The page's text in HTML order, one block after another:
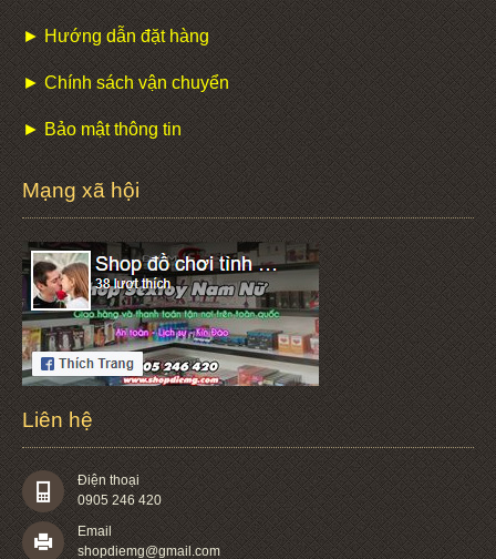
► Hướng dẫn đặt hàng
► Chính sách vận chuyển
► Bảo mật thông tin
Mạng xã hội
Liên hệ
Điện thoại
0905 246 420
Email
shopdiemg@gmail.com